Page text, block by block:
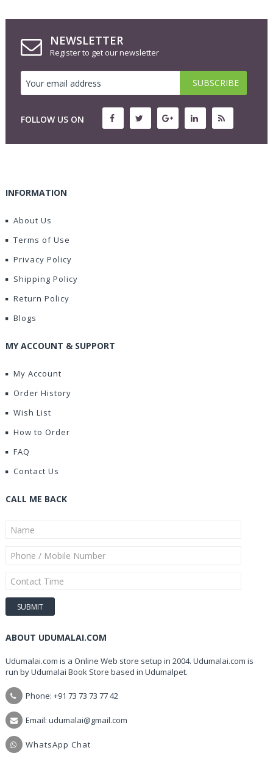
NEWSLETTER
Register to get our newsletter
FOLLOW US ON
INFORMATION
About Us
Terms of Use
Privacy Policy
Shipping Policy
Return Policy
Blogs
MY ACCOUNT & SUPPORT
My Account
Order History
Wish List
How to Order
FAQ
Contact Us
CALL ME BACK
ABOUT UDUMALAI.COM
Udumalai.com is a Online Web store setup in 2004. Udumalai.com is
run by Udumalai Book Store based in Udumalpet.
Phone: +91 73 73 73 77 42
Email: udumalai@gmail.com
WhatsApp Chat